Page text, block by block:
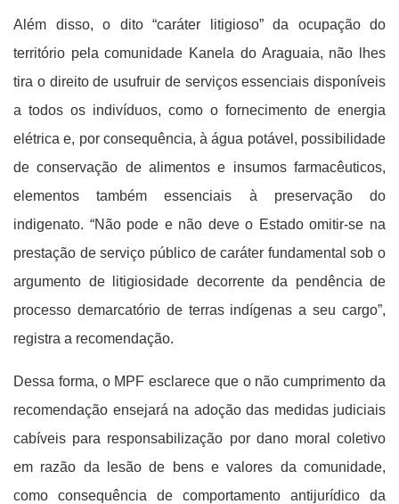
Além disso, o dito “caráter litigioso” da ocupação do
território pela comunidade Kanela do Araguaia, não lhes
tira o direito de usufruir de serviços essenciais disponíveis
a todos os indivíduos, como o fornecimento de energia
elétrica e, por consequência, à água potável, possibilidade
de conservação de alimentos e insumos farmacêuticos,
elementos também essenciais à preservação do
indigenato. “Não pode e não deve o Estado omitir-se na
prestação de serviço público de caráter fundamental sob o
argumento de litigiosidade decorrente da pendência de
processo demarcatório de terras indígenas a seu cargo”,
registra a recomendação.
Dessa forma, o MPF esclarece que o não cumprimento da
recomendação ensejará na adoção das medidas judiciais
cabíveis para responsabilização por dano moral coletivo
em razão da lesão de bens e valores da comunidade,
como consequência de comportamento antijurídico da